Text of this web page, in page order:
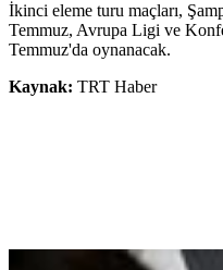
İkinci eleme turu maçları,
Temmuz, Avrupa Ligi ve
Temmuz'da oynanacak.
Kaynak: TRT Haber